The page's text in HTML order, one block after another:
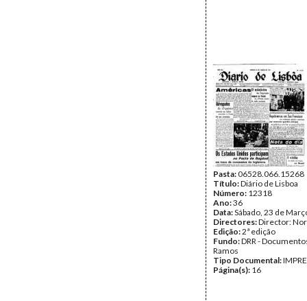
Pasta:06528.066.15268
Título:Diário de Lisboa
Número: 12318
Ano:36
Data:Sábado, 23 de
Directores:Director:
Edição:2ª edição
Fundo:DRR -
Ramos
Tipo Documental:
Página(s): 16